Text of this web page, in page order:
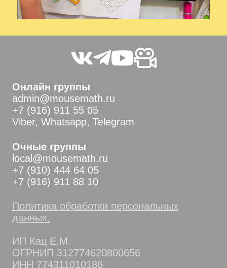
Онлайн группы
admin@mousemath.ru
+7 (916) 911 55 05
Viber, Whatsapp, Telegram
Очные группы
local@mousemath.ru
+7 (910) 444 64 05
+7 (916) 911 88 10
Политика обработки персональных
данных.
ИП Кац Е.М.
ОГРНИП 312774620800656
ИНН 774311010186